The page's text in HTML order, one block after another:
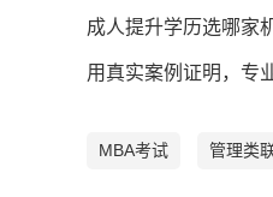
成人提升学历选哪家
用真实案例证明，专
MBA考试 管理类